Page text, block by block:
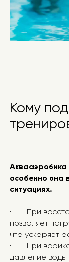
Кому
Аквааэробика
особенно она
ситуациях.
· При
позволяет
что ускоряет
· При
давление воды